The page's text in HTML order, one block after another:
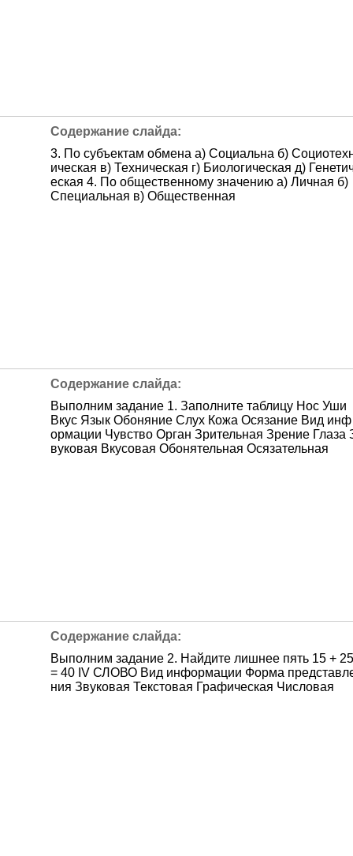
3. По субъектам обмена а) Социальна б)
ическая в) Техническая г) Биологическая д)
еская 4. По общественному значению а) Личная б)
Специальная в) Общественная
Выполним задание 1. Заполните таблицу Нос Уши
Вкус Язык Обоняние Слух Кожа Осязание Вид инф
ормации Чувство Орган Зрительная Зрение Глаза
вуковая Вкусовая Обонятельная Осязательная
Выполним задание 2. Найдите лишнее пять 15 + 25
= 40 IV СЛОВО Вид информации Форма
ния Звуковая Текстовая Графическая Числовая